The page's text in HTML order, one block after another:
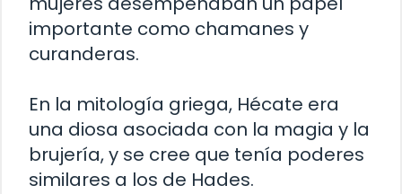
importante como chamanes y
curanderas.
En la mitología griega, Hécate era
una diosa asociada con la magia y la
brujería, y se cree que tenía poderes
similares a los de Hades.